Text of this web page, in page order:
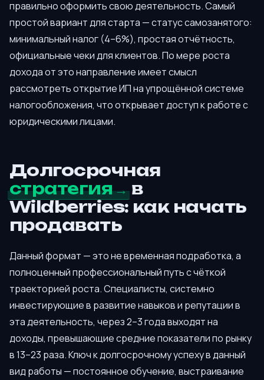
правильно оформить свою деятельность. Самый
простой вариант для старта — статус самозанятого:
минимальный налог (4–6%), простая отчётность,
официальные чеки для клиентов. По мере роста
дохода от это направление имеет смысл
рассмотреть открытие ИП на упрощённой системе
налогообложения, что открывает доступ к работе с
юридическими лицами.
Долгосрочная
стратегия
в
Wildberries: как начать
продавать
Данный формат — это не временная подработка, а
полноценный профессиональный путь с чёткой
траекторией роста. Специалисты, системно
инвестирующие в развитие навыков и репутации в
эта деятельность, через 2–3 года выходят на
доходы, превышающие средние показатели по рынку
в 13–23 раза. Ключ к долгосрочному успеху в данный
вид работы — постоянное обучение, выстраивание